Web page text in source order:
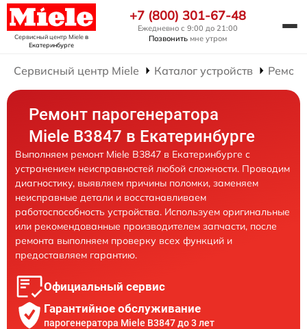
Сервисный центр Mieleв
Екатеринбурге
+7 (800) 301-67-48
Ежедневно с 9:00 до 21:00
Позвонить мне утром
Сервисный центр Miele Каталог устройств
Ремонт парогенератора
Miele B3847 в Екатеринбурге
Выполняем ремонт Miele B3847 в Екатеринбурге с
устранением неисправностей любой сложности. Проводим
диагностику, выявляем причины поломки, заменяем
неисправные детали и восстанавливаем
работоспособность устройства. Используем оригинальные
или рекомендованные производителем запчасти, после
ремонта выполняем проверку всех функций и
предоставляем гарантию.
Официальный сервис
Гарантийное обслуживание
парогенератора Miele B3847 до 3 лет